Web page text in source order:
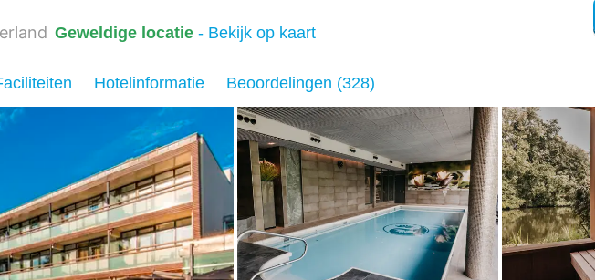
Geweldige locatie - Bekijk op kaart
Hotelinformatie Beoordelingen (328)